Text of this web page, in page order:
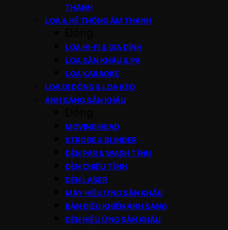
THANH
LOA & HỆ THỐNG ÂM THANH
LOA HI-FI & GIA ĐÌNH
LOA SÂN KHẤU & PA
LOA KARAOKE
LOA DI ĐỘNG & LOA KÉO
ÁNH SÁNG SÂN KHẤU
MOVING HEAD
STROBE & BLINDER
ĐÈN PAR & WASH TĨNH
ĐÈN CHIẾU TĨNH
ĐÈN LASER
MÁY HIỆU ỨNG SÂN KHẤU
BÀN ĐIỀU KHIỂN ÁNH SÁNG
ĐÈN HIỆU ỨNG SÂN KHẤU